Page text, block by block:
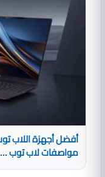
مواصفات لاب توب ...